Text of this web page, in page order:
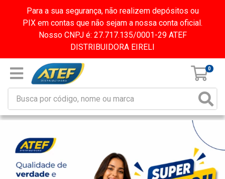
Para a sua segurança, não realizem depósitos ou
PIX em contas que não sejam a nossa conta oficial.
Nosso CNPJ é: 27.717.135/0001-29 ATEF
DISTRIBUIDORA EIRELI
0